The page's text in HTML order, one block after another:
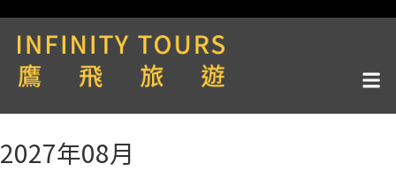
2027年08月